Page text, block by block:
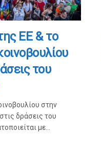
ΕΕ & το
του
στην
δράσεις του
με...